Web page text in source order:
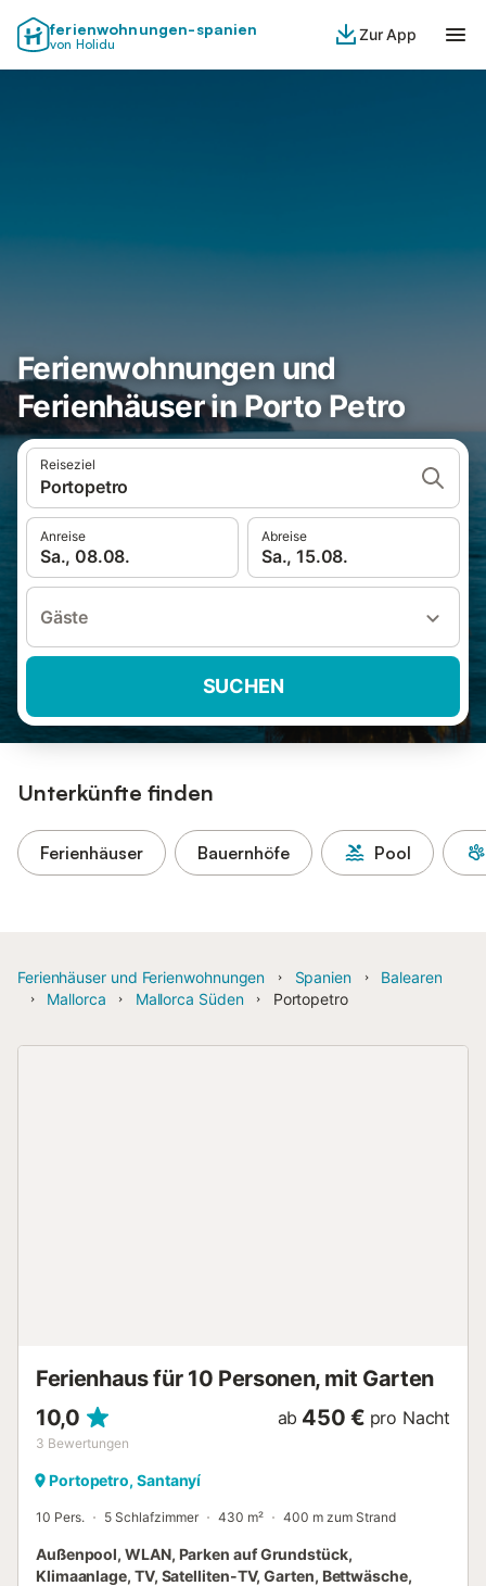
ferienwohnungen-spanien
von Holidu
Zur App
Ferienwohnungen und
Ferienhäuser in Porto Petro
Reiseziel
Portopetro
Anreise
Sa., 08.08.
Abreise
Sa., 15.08.
Gäste
SUCHEN
Unterkünfte finden
Ferienhäuser Bauernhöfe Pool
Ferienhäuser und Ferienwohnungen Spanien
Balearen
Mallorca
Mallorca Süden Portopetro
Ferienhaus für 10 Personen, mit Garten
10,0
3 Bewertungen
ab 450 € pro Nacht
Portopetro, Santanyí
10 Pers. 5 Schlafzimmer 430 m² 400 m zum Strand
Außenpool, WLAN, Parken auf Grundstück,
Klimaanlage, TV, Satelliten-TV, Garten, Bettwäsche,